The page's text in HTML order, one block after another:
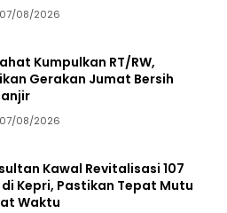
07/08/2026
Kumpulkan RT/RW,
Gerakan Jumat Bersih
07/08/2026
Kawal Revitalisasi 107
Kepri, Pastikan Tepat Mutu
Waktu